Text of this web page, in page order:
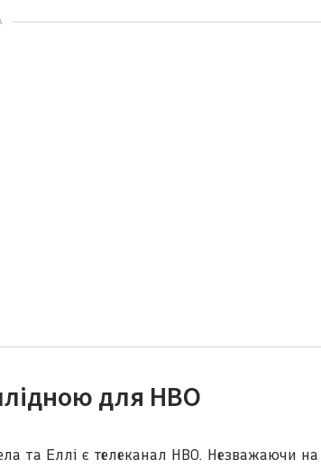
для HBO
та Еллі є телеканал HBO. Незважаючи на